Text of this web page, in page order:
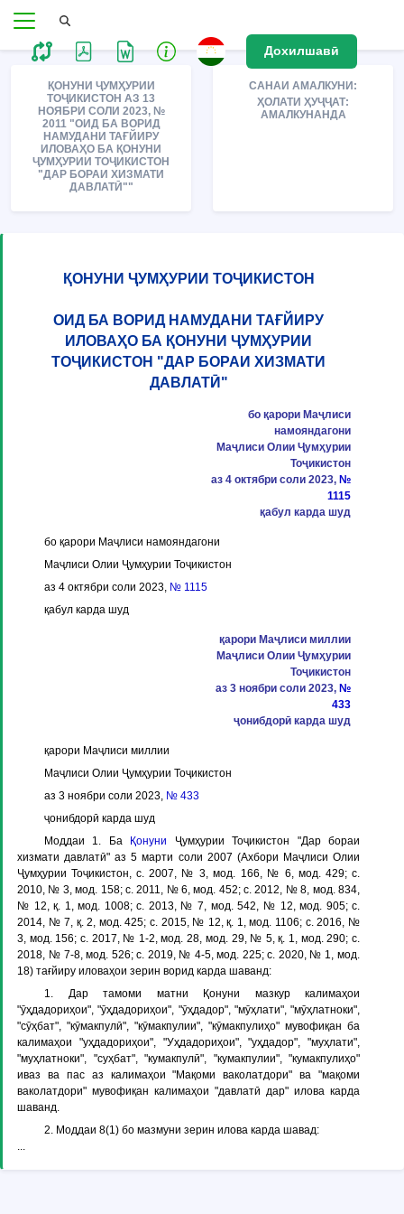
Дохилшавӣ
ҚОНУНИ ҶУМҲУРИИ
ТОҶИКИСТОН АЗ 13
НОЯБРИ СОЛИ 2023, №
2011 "ОИД БА ВОРИД
НАМУДАНИ ТАҒЙИРУ
ИЛОВАҲО БА ҚОНУНИ
ҶУМҲУРИИ ТОҶИКИСТОН
"ДАР БОРАИ ХИЗМАТИ
ДАВЛАТӢ""
САНАИ АМАЛКУНИ:
ҲОЛАТИ ҲУҶҶАТ:
АМАЛКУНАНДА
ҚОНУНИ ҶУМҲУРИИ ТОҶИКИСТОН
ОИД БА ВОРИД НАМУДАНИ ТАҒЙИРУ
ИЛОВАҲО БА ҚОНУНИ ҶУМҲУРИИ
ТОҶИКИСТОН "ДАР БОРАИ ХИЗМАТИ
ДАВЛАТӢ"
бо қарори Маҷлиси
намояндагони
Маҷлиси Олии Ҷумҳурии
Тоҷикистон
аз 4 октябри соли 2023, №
1115
қабул карда шуд
бо қарори Маҷлиси намояндагони
Маҷлиси Олии Ҷумҳурии Тоҷикистон
аз 4 октябри соли 2023, № 1115
қабул карда шуд
қарори Маҷлиси миллии
Маҷлиси Олии Ҷумҳурии
Тоҷикистон
аз 3 ноябри соли 2023, №
433
ҷонибдорӣ карда шуд
қарори Маҷлиси миллии
Маҷлиси Олии Ҷумҳурии Тоҷикистон
аз 3 ноябри соли 2023, № 433
ҷонибдорӣ карда шуд
Моддаи 1. Ба Қонуни Ҷумҳурии Тоҷикистон "Дар бораи
хизмати давлатӣ" аз 5 марти соли 2007 (Ахбори Маҷлиси Олии
Ҷумҳурии Тоҷикистон, с. 2007, № 3, мод. 166, № 6, мод. 429; с.
2010, № 3, мод. 158; с. 2011, № 6, мод. 452; с. 2012, № 8, мод. 834,
№ 12, қ. 1, мод. 1008; с. 2013, № 7, мод. 542, № 12, мод. 905; с.
2014, № 7, қ. 2, мод. 425; с. 2015, № 12, қ. 1, мод. 1106; с. 2016, №
3, мод. 156; с. 2017, № 1-2, мод. 28, мод. 29, № 5, қ. 1, мод. 290; с.
2018, № 7-8, мод. 526; с. 2019, № 4-5, мод. 225; с. 2020, № 1, мод.
18) тағйиру иловаҳои зерин ворид карда шаванд:
1. Дар тамоми матни Қонуни мазкур калимаҳои
"ӯҳдадориҳои", "ӯҳдадориҳои", "ӯҳдадор", "мӯҳлати", "мӯҳлатноки",
"сӯҳбат", "кӯмакпулӣ", "кӯмакпулии", "кӯмакпулиҳо" мувофиқан ба
калимаҳои "уҳдадориҳои", "Уҳдадориҳои", "уҳдадор", "муҳлати",
"муҳлатноки", "суҳбат", "кумакпулӣ", "кумакпулии", "кумакпулиҳо"
иваз ва пас аз калимаҳои "Мақоми ваколатдори" ва "мақоми
ваколатдори" мувофиқан калимаҳои "давлатӣ дар" илова карда
шаванд.
2. Моддаи 8(1) бо мазмуни зерин илова карда шавад:
...